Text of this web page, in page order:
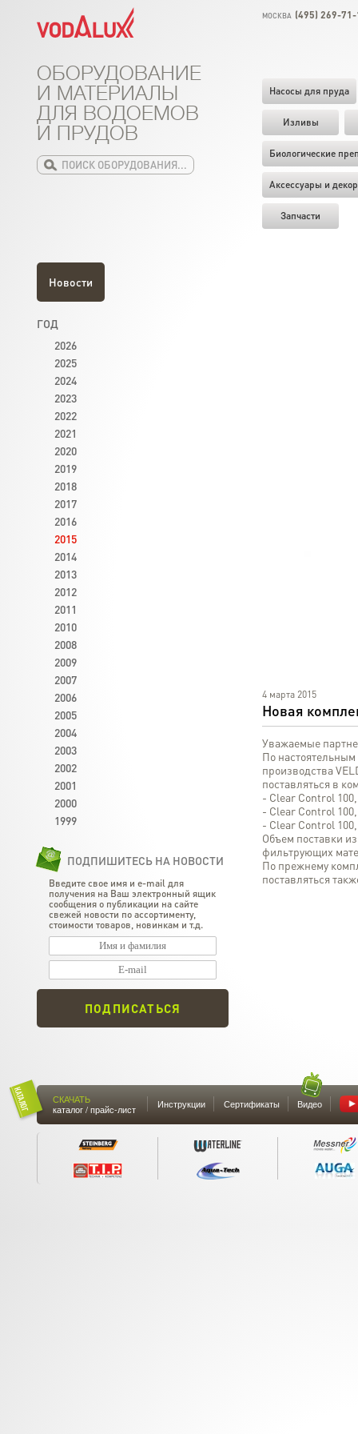
МОСКВА (495) 269-
Насосы для пруда
Изливы
Биологические
Аксессуары и декор
Запчасти
ОБОРУДОВАНИЕ
И МАТЕРИАЛЫ
ДЛЯ ВОДОЕМОВ
И ПРУДОВ
4 марта 2015
Новая
Уважаемые
По
производства
поставляться в
- Clear Control
- Clear Control
- Clear Control
Объем поставки
фильтрующих
По прежнему
поставляться
Новости
ГОД
2026
2025
2024
2023
2022
2021
2020
2019
2018
2017
2016
2015
2014
2013
2012
2011
2010
2008
2009
2007
2006
2005
2004
2003
2002
2001
2000
1999
ПОДПИШИТЕСЬ НА НОВОСТИ
Введите свое имя и e-mail для
получения на Ваш электронный ящик
сообщения о публикации на сайте
свежей новости по ассортименту,
стоимости товаров, новинкам и т.д.
ПОДПИСАТЬСЯ
СКАЧАТЬ
каталог / прайс-лист
Инструкции Сертификаты Видео